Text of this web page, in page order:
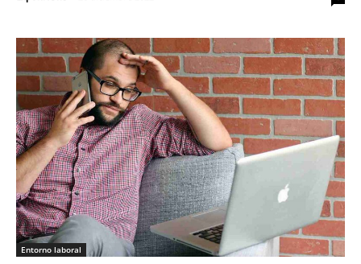
Entorno laboral